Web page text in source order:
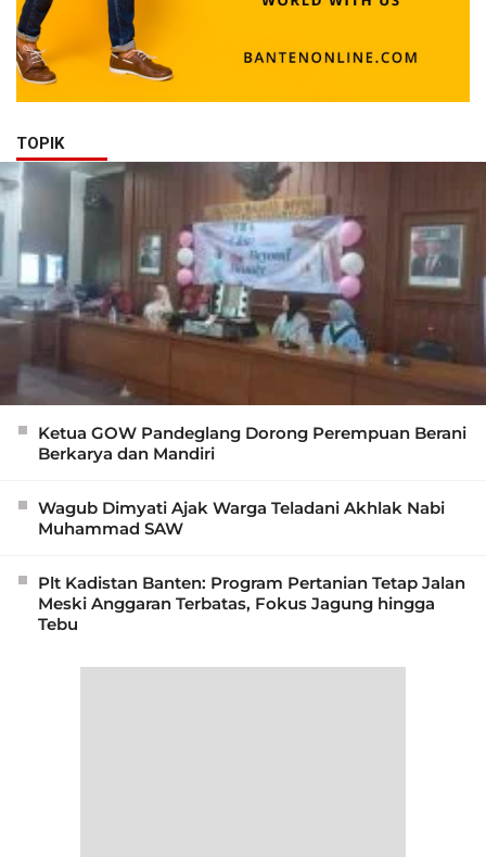
TOPIK
Ketua GOW Pandeglang Dorong Perempuan Berani
Berkarya dan Mandiri
Wagub Dimyati Ajak Warga Teladani Akhlak Nabi
Muhammad SAW
Plt Kadistan Banten: Program Pertanian Tetap Jalan
Meski Anggaran Terbatas, Fokus Jagung hingga
Tebu